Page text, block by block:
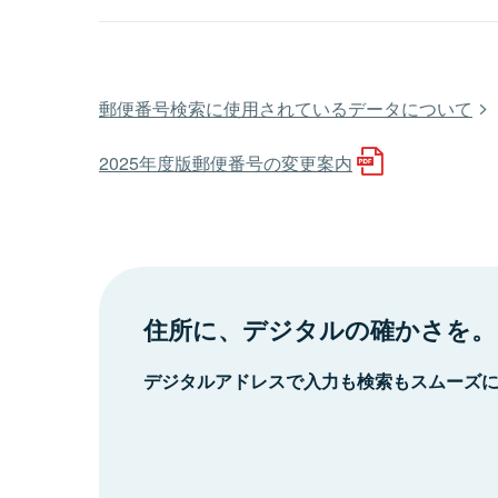
郵便番号検索に使用されているデータについて
2025年度版郵便番号の変更案内
住所に、デジタルの確かさを。
デジタルアドレスで入力も検索もスムーズ